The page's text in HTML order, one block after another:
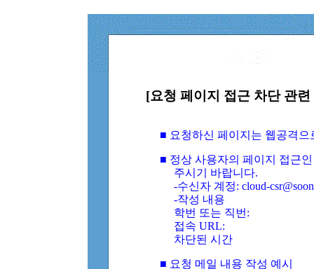
[요청 페이지 접근 차단 관
■ 요청하신 페이지는 웹공격
■ 정상 사용자의 페이지 접근
주시기 바랍니다.
-수신자 계정: cloud-
-작성 내용
학번 또는 직번:
접속 URL:
차단된 시간
■ 요청 메일 내용 작성 예시